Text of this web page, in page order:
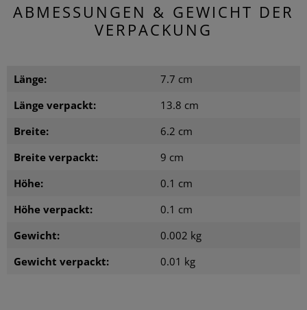
ABMESSUNGEN & GEWICHT DER
VERPACKUNG
Länge:
7.7 cm
Länge verpackt:
13.8 cm
Breite:
6.2 cm
Breite verpackt:
9 cm
Höhe:
0.1 cm
Höhe verpackt:
0.1 cm
Gewicht:
0.002 kg
Gewicht verpackt:
0.01 kg